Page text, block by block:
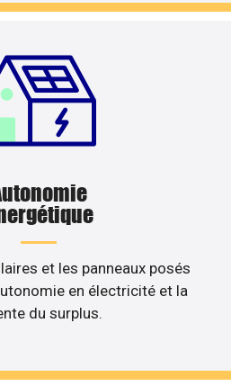
et les panneaux posés
en électricité et la
du surplus.